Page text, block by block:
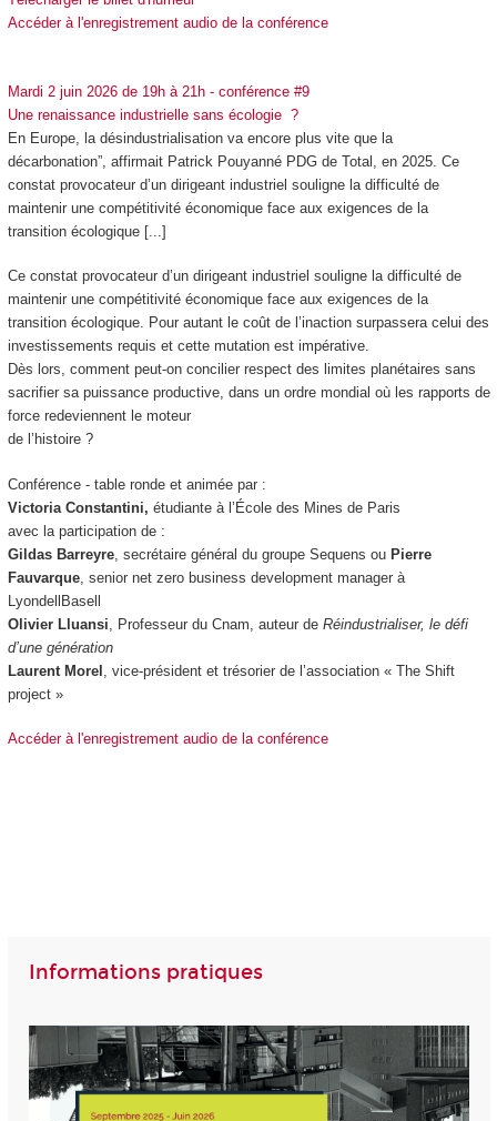
Accéder à l'enregistrement audio de la conférence
Mardi 2 juin 2026 de 19h à 21h - conférence #9
Une renaissance industrielle sans écologie ?
En Europe, la désindustrialisation va encore plus vite que la
décarbonation”, affirmait Patrick Pouyanné PDG de Total, en 2025. Ce
constat provocateur d’un dirigeant industriel souligne la difficulté de
maintenir une compétitivité économique face aux exigences de la
transition écologique [...]
Ce constat provocateur d’un dirigeant industriel souligne la difficulté de
maintenir une compétitivité économique face aux exigences de la
transition écologique. Pour autant le coût de l’inaction surpassera celui des
investissements requis et cette mutation est impérative.
Dès lors, comment peut-on concilier respect des limites planétaires sans
sacrifier sa puissance productive, dans un ordre mondial où les rapports de
force redeviennent le moteur
de l’histoire ?
Conférence - table ronde et animée par :
Victoria Constantini, étudiante à l’École des Mines de Paris
avec la participation de :
Gildas Barreyre, secrétaire général du groupe Sequens ou Pierre
Fauvarque, senior net zero business development manager à
LyondellBasell
Olivier Lluansi , Professeur du Cnam, auteur deRéindustrialiser, le défi
d’une génération
Laurent Morel
, vice-président et trésorier de l’association « The Shift
project »
Accéder à l'enregistrement audio de la conférence
Informations pratiques